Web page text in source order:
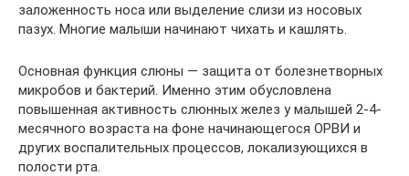
заложенность носа или выделение слизи из носовых
пазух. Многие малыши начинают чихать и кашлять.
Основная функция слюны — защита от болезнетворных
микробов и бактерий. Именно этим обусловлена
повышенная активность слюнных желез у малышей 2-4-
месячного возраста на фоне начинающегося ОРВИ и
других воспалительных процессов, локализующихся в
полости рта.